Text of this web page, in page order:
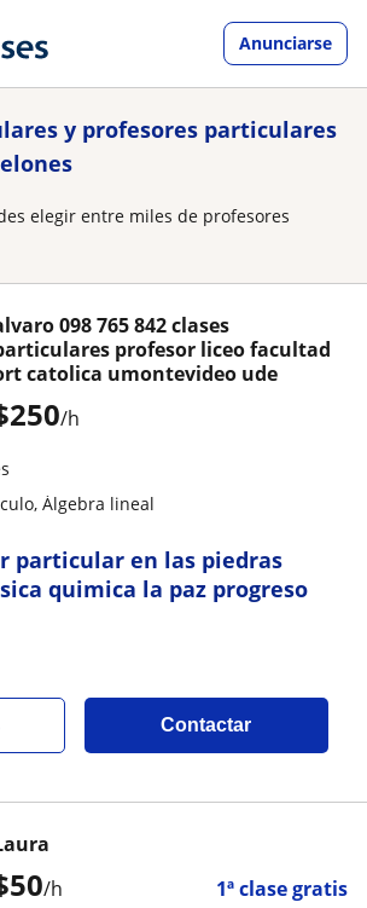
Anunciarse
y profesores particulares
elegir entre miles de profesores
250/h
098 765 842 clases
profesor liceo facultad
catolica umontevideo ude
Álgebra lineal
particular en las piedras
quimica la paz progreso
Contactar
50/h 1ª clase gratis